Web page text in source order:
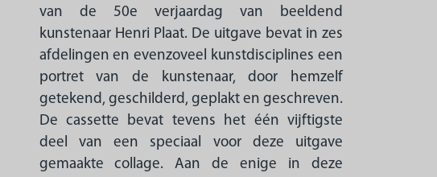
van de 50e verjaardag van beeldend
kunstenaar Henri Plaat. De uitgave bevat in zes
afdelingen en evenzoveel kunstdisciplines een
portret van de kunstenaar, door hemzelf
getekend, geschilderd, geplakt en geschreven.
De cassette bevat tevens het één vijftigste
deel van een speciaal voor deze uitgave
gemaakte collage. Aan de enige in deze